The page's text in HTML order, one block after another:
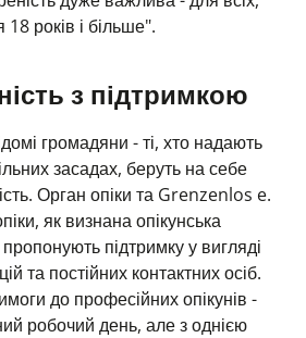
років і більше".
з підтримкою
громадяни - ті, хто надають
засадах, беруть на себе
Орган опіки та Grenzenlos e.
як визнана опікунська
підтримку у вигляді
та постійних контактних осіб.
до професійних опікунів -
робочий день, але з однією